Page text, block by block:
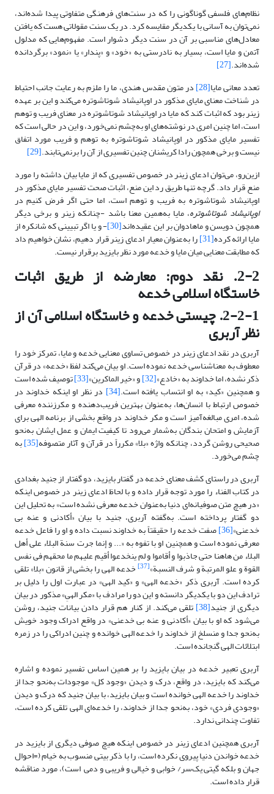
نظام‌های فلسفی گوناگونی را که در سنت‌های فرهنگی متفاوتی پیدا شده‌اند،
نمی‌توان به آسانی با یکدیگر مقایسه کرد. در یک سنت مقولاتی هست که یافتن
معادل‌های مناسبی بر آن در سنت دیگر دشوار است. مفهوم‌هایی که مدلول
آتمن و مایا است، بسیار به نادرستی به «خود» و «پندار» یا «نمود» برگردانده
شده‌اند.[27]
تعدد معانی مایا[28] در متون مقدس هندی، ما را ملزم به رعایت جانب احتیاط
در شناخت معنای مایای مذکور در اوپانیشاد شوتاشوتره می‌کند و این بر عهده
زینر بود که اثبات کند که مایا در اوپانیشاد شوتاشوتره در معنای فریب و توهم
است، اما چنین امری در نوشته‌های او به‌چشم نمی‌خورد، و این در حالی است که
تفسیر مایای مذکور در اوپانیشاد شوتاشوتره به توهم و فریب مورد اتفاق
نیست و برخی همچون رادا کریشنان چنین تفسیری از آن را برنمی‌تابند.[29]
ازین‌رو، می‌توان ادعای زینر در خصوص تفسیری که از مایا بیان داشته را مورد
منع قرار داد. گرچه تنها طریق رد این منع، اثبات صحت تفسیر مایای مذکور در
اوپانیشاد شوتاشوتره به فریب و توهم است، اما حتی اگر فرض کنیم در
اوپانیشاد شوتاشوتره، مایا به‌همین معنا باشد -چنانکه زینر و برخی دیگر
همچون دویسن و ماهادوان بر این عقیده‌اند[30] - و یا اگر تبیینی که شانکره از
مایا ارائه کرده[31] را به‌عنوان معیار ادعای زینر قرار دهیم، نشان خواهیم داد
که مطابقت معنایی میان مایا و خدعه مورد نظر بایزید برقرار نیست.
2-2. نقد دوم: معارضه از طریق اثبات
خاستگاه اسلامی خدعه
2-2-1. چیستی خدعه و خاستگاه اسلامی آن از
نظر آربری
آربری در نقد ادعای زینر در خصوص تساوی معنایی خدعه و مایا، تمرکز خود را
معطوف به معناشناسی خدعه نموده است. او بیان می‌کند لفظ «خدعه» در قرآن
ذکر نشده، اما خداوند به «خادع»[32] و «خیر الماکرین»[33] توصیف شده است
و همچنین «کید» به او انتساب یافته است.[34] در نظر او اینکه خداوند در
خصوص ارتباط با انسان‌ها، به‌عنوان بهترین فریب‌دهنده و مکرزننده معرفی
شده، امری مبالغه‌آمیز است و مکر خداوند در واقع بخشی از برنامه الهی برای
آزمایش و امتحان بندگان به‌شمار می‌رود تا کیفیت ایمان و عمل ایشان به‌نحو
صحیحی روشن گردد، چنانکه واژه «بلا» مکرراً در قرآن و آثار متصوفه[35] به
چشم می‌خورد.
آربری در راستای کشف معنای خدعه در گفتار بایزید، دو گفتار از جنید بغدادی
در کتاب الفناء را مورد توجه قرار داده و با لحاظ ادعای زینر در خصوص اینکه
«در هیچ متن صوفیانه‌ای دنیا به‌عنوان خدعه معرفی نشده است» به تحلیل این
دو گفتار پرداخته است. به‌گفته آربری، جنید با بیان «أکادنی‏ و عنه بی
خدعنی‏»[36] صفت خدعه را حقیقتاً به خداوند نسبت داده و او را فاعل خدعه
معرفی نموده است و همچنین او با تفوه به «... و إنما جرت‏ سنة البلاء على أهل
البلاء من هاهنا حتى جاذبوا و أقاموا و لم ینخدعوا أقیم علیهم ما محقهم فی نفس
القوة و علو المرتبة و شرف النسبة»[37] خدعه الهی را بخشی از قانون «بلا» تلقی
کرده است. آربری ذکر «خدعه الهی» و «کید الهی» در عبارت اول را دلیل بر
ترادف این دو با یکدیگر دانسته و این دو را مرادف با «مکر الهیِ» مذکور در بیان
دیگری از جنید[38] تلقی می‌کند. از کنار هم قرار دادن بیانات جنید، روشن
می‌شود که او با بیان «أکادنی‏ و عنه بی خدعنی‏» در واقع ادراک وجود خویش
به‌نحو جدا و منسلخ از خداوند را خدعه الهی خوانده و چنین ادراکی را در زمره
ابتلائات الهی گنجانده است.
آربری تعبیر خدعه در بیان بایزید را بر همین اساس تفسیر نموده و اشاره
می‌کند که بایزید، در واقع، درک و دیدن «وجود کل» موجودات به‌نحو جدا از
خداوند را خدعه الهی خوانده است و بیان بایزید، با بیان جنید که درک و دیدن
«وجودی فردی» خود، به‌نحو جدا از خداوند، را خدعه‌ای الهی تلقی کرده است،
تفاوت چندانی ندارد.
آربری همچنین ادعای زینر در خصوص اینکه هیچ صوفی دیگری از بایزید در
خدعه خواندن دنیا پیروی نکرده است، را با ذکر بیتی منسوب به خیام (=احوال
جهان و بلکه گیتی یک‌سر/ خوابی و خیالی و فریبی و دمی است)، مورد مناقشه
قرار داده است.